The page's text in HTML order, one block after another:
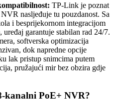
TP-Link je poznat
nasljeđuje tu pouzdanost. Sa
i besprijekornom integracijom
garantuje stabilan rad 24/7.
softverska optimizacija
dok napredne opcije
lak pristup snimcima putem
pružajući mir bez obzira gdje
kanalni PoE+ NVR?